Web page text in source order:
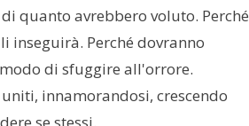
quanto avrebbero voluto. Perché
inseguirà. Perché dovranno
di sfuggire all'orrore.
innamorandosi, crescendo